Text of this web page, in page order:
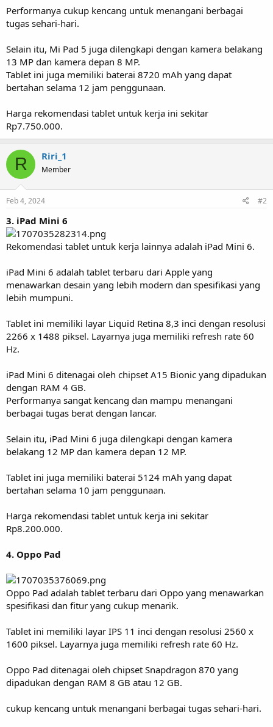
Performanya cukup kencang untuk menangani berbagai
tugas sehari-hari.
Selain itu, Mi Pad 5 juga dilengkapi dengan kamera belakang
13 MP dan kamera depan 8 MP.
Tablet ini juga memiliki baterai 8720 mAh yang dapat
bertahan selama 12 jam penggunaan.
Harga rekomendasi tablet untuk kerja ini sekitar
Rp7.750.000.
R Riri_1
Member
Feb 4, 2024 #2
3. iPad Mini 6
Rekomendasi tablet untuk kerja lainnya adalah iPad Mini 6.
iPad Mini 6 adalah tablet terbaru dari Apple yang
menawarkan desain yang lebih modern dan spesifikasi yang
lebih mumpuni.
Tablet ini memiliki layar Liquid Retina 8,3 inci dengan resolusi
2266 x 1488 piksel. Layarnya juga memiliki refresh rate 60
Hz.
iPad Mini 6 ditenagai oleh chipset A15 Bionic yang dipadukan
dengan RAM 4 GB.
Performanya sangat kencang dan mampu menangani
berbagai tugas berat dengan lancar.
Selain itu, iPad Mini 6 juga dilengkapi dengan kamera
belakang 12 MP dan kamera depan 12 MP.
Tablet ini juga memiliki baterai 5124 mAh yang dapat
bertahan selama 10 jam penggunaan.
Harga rekomendasi tablet untuk kerja ini sekitar
Rp8.200.000.
4. Oppo Pad
Oppo Pad adalah tablet terbaru dari Oppo yang menawarkan
spesifikasi dan fitur yang cukup menarik.
Tablet ini memiliki layar IPS 11 inci dengan resolusi 2560 x
1600 piksel. Layarnya juga memiliki refresh rate 60 Hz.
Oppo Pad ditenagai oleh chipset Snapdragon 870 yang
dipadukan dengan RAM 8 GB atau 12 GB.
cukup kencang untuk menangani berbagai tugas sehari-hari.